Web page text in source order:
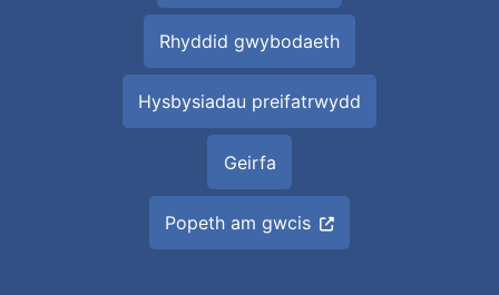
Rhyddid gwybodaeth
Hysbysiadau preifatrwydd
Geirfa
Popeth am gwcis